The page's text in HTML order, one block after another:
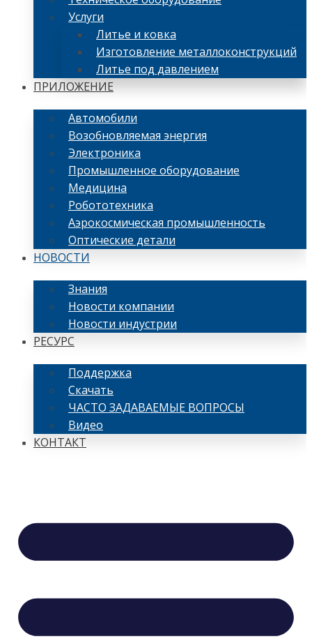
Услуги
Литье и ковка
Изготовление металлоконструкций
Литье под давлением
ПРИЛОЖЕНИЕ
Автомобили
Возобновляемая энергия
Электроника
Промышленное оборудование
Медицина
Робототехника
Аэрокосмическая промышленность
Оптические детали
НОВОСТИ
Знания
Новости компании
Новости индустрии
РЕСУРС
Поддержка
Скачать
ЧАСТО ЗАДАВАЕМЫЕ ВОПРОСЫ
Видео
КОНТАКТ